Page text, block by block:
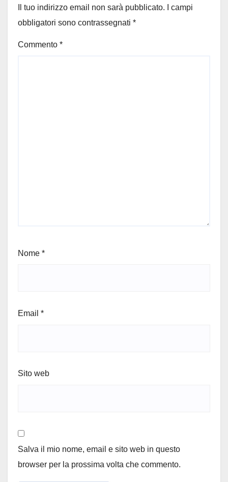
Il tuo indirizzo email non sarà pubblicato.
I campi
obbligatori sono contrassegnati *
Commento *
Nome *
Email *
Sito web
Salva il mio nome, email e sito web in questo
browser per la prossima volta che commento.